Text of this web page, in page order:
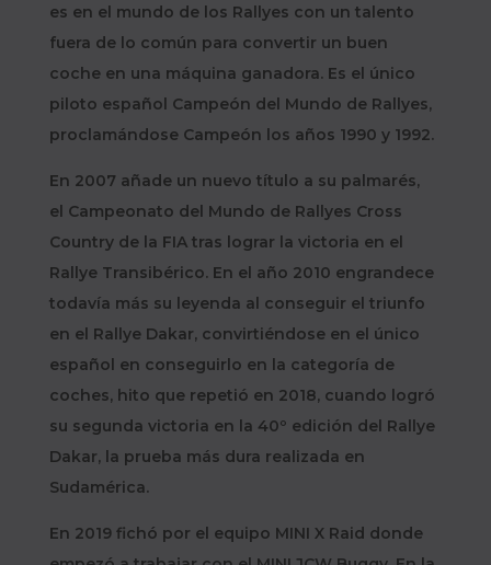
es en el mundo de los Rallyes con un talento
fuera de lo común para convertir un buen
coche en una máquina ganadora. Es el único
piloto español Campeón del Mundo de Rallyes,
proclamándose Campeón los años 1990 y 1992.
En 2007 añade un nuevo título a su palmarés,
el Campeonato del Mundo de Rallyes Cross
Country de la FIA tras lograr la victoria en el
Rallye Transibérico. En el año 2010 engrandece
todavía más su leyenda al conseguir el triunfo
en el Rallye Dakar, convirtiéndose en el único
español en conseguirlo en la categoría de
coches, hito que repetió en 2018, cuando logró
su segunda victoria en la 40º edición del Rallye
Dakar, la prueba más dura realizada en
Sudamérica.
En 2019 fichó por el equipo MINI X Raid donde